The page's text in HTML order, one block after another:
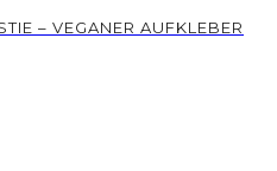
– VEGANER AUFKLEBER